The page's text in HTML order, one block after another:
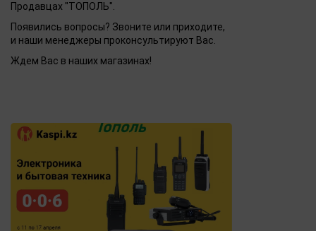
Продавцах "ТОПОЛЬ".
Появились вопросы? Звоните или приходите,
и наши менеджеры проконсультируют Вас.
Ждем Вас в наших магазинах!